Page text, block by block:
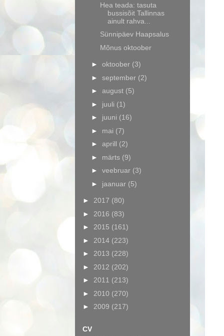
Hea teada: tasuta
bussisõit Tallinnas
ainult rahva...
Sünnipäev Haapsalus
Mõnus oktoober
► oktoober (3)
► september (2)
► august (5)
► juuli (1)
► juuni (16)
► mai (7)
► aprill (2)
► märts (9)
► veebruar (3)
► jaanuar (5)
► 2017 (80)
► 2016 (83)
► 2015 (161)
► 2014 (223)
► 2013 (228)
► 2012 (202)
► 2011 (213)
► 2010 (270)
► 2009 (217)
CV